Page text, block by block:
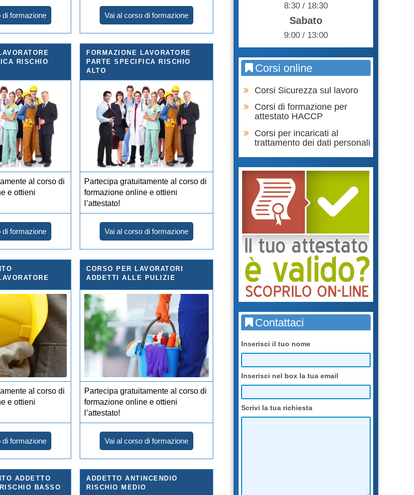
di formazione Vai al corso di formazione
RISCHIO
al corso di
e ottieni
di formazione
FORMAZIONE LAVORATORE
PARTE SPECIFICA RISCHIO
ALTO
Partecipa gratuitamente al corso di
formazione online e ottieni
l’attestato!
Vai al corso di formazione
al corso di
e ottieni
di formazione
CORSO PER LAVORATORI
ADDETTI ALLE PULIZIE
Partecipa gratuitamente al corso di
formazione online e ottieni
l’attestato!
Vai al corso di formazione
ADDETTO
BASSO
ADDETTO ANTINCENDIO
RISCHIO MEDIO
8:30 / 18:30
Sabato
9:00 / 13:00
Corsi online
Corsi Sicurezza sul lavoro
Corsi di formazione per
attestato HACCP
Corsi per incaricati al
trattamento dei dati personali
Contattaci
Inserisci il tuo nome
Inserisci nel box la tua email
Scrivi la tua richiesta